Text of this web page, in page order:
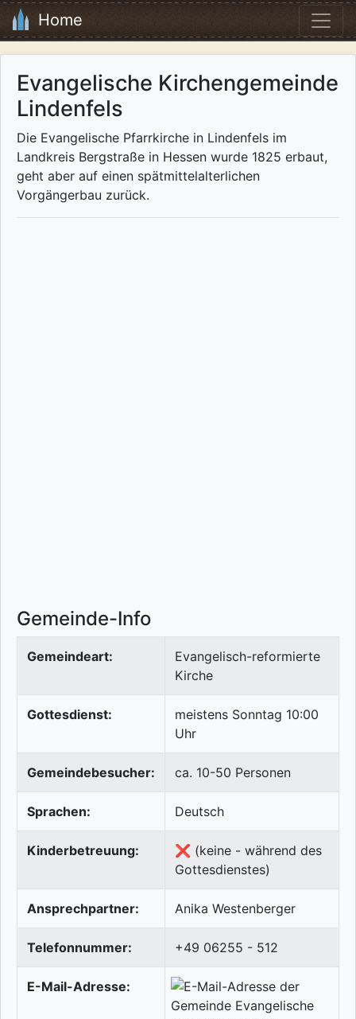
Home
Evangelische Kirchengemeinde
Lindenfels
Die Evangelische Pfarrkirche in Lindenfels im
Landkreis Bergstraße in Hessen wurde 1825 erbaut,
geht aber auf einen spätmittelalterlichen
Vorgängerbau zurück.
Gemeinde-Info
Gemeindeart:
Evangelisch-reformierte
Kirche
Gottesdienst:
meistens Sonntag 10:00
Uhr
Gemeindebesucher: ca. 10-50 Personen
Sprachen: Deutsch
Kinderbetreuung:
❌ (keine - während des
Gottesdienstes)
Ansprechpartner: Anika Westenberger
Telefonnummer: +49 06255 - 512
E-Mail-Adresse: